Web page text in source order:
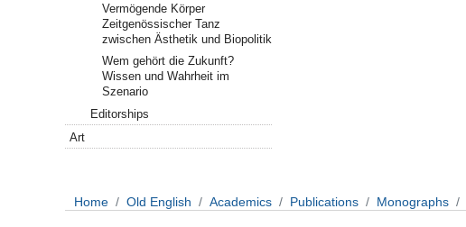
Vermögende Körper
Zeitgenössischer Tanz
zwischen Ästhetik und Biopolitik
Wem gehört die Zukunft?
Wissen und Wahrheit im
Szenario
Editorships
Art
Home Old English Academics Publications Monographs